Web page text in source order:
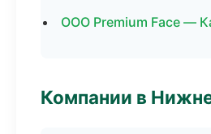
ООО Premium Face —
Компании в